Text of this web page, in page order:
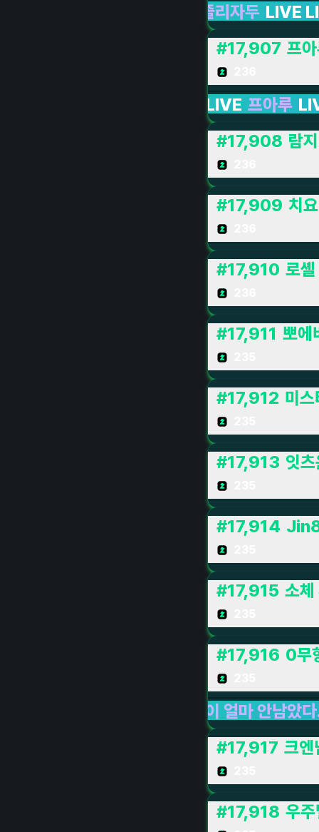
전략적 팀 전투 :
#17,907 프
LIVE LIVE LIVE TALK LIVE
#17,908 람
#17,909 치
#17,910 로셸
#17,911 뽀에
#17,912 미
#17,913 잇츠
#17,914
#17,915 소
#17,916 0무
LIVE LIVE LIVE PUBG:
#17,917 크엔
#17,918 우주